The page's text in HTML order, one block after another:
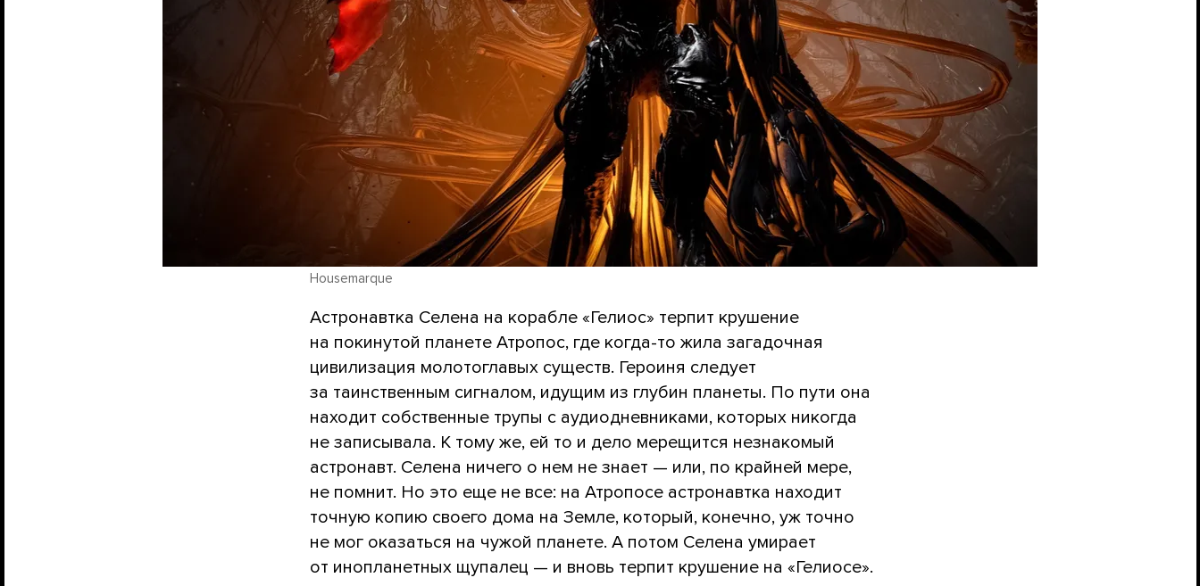
Housemarque
Астронавтка Селена на корабле «Гелиос» терпит крушение
на покинутой планете Атропос, где когда-то жила загадочная
цивилизация молотоглавых существ. Героиня следует
за таинственным сигналом, идущим из глубин планеты. По пути она
находит собственные трупы с аудиодневниками, которых никогда
не записывала. К тому же, ей то и дело мерещится незнакомый
астронавт. Селена ничего о нем не знает — или, по крайней мере,
не помнит. Но это еще не все: на Атропосе астронавтка находит
точную копию своего дома на Земле, который, конечно, уж точно
не мог оказаться на чужой планете. А потом Селена умирает
от инопланетных щупалец — и вновь терпит крушение на «Гелиосе».